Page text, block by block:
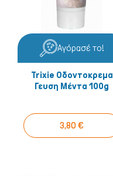
Αγόρασέ το!
Trixie Οδοντοκρεμα
Γευση Μέντα 100g
3,80 €